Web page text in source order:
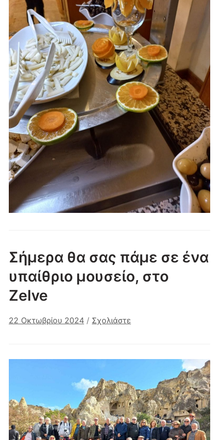
Σήμερα θα σας πάμε σε ένα
υπαίθριο μουσείο, στο
Zelve
22 Οκτωβρίου 2024 / Σχολιάστε